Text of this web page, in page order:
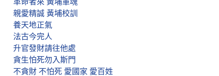
革命者來 黃埔軍魂
親愛精誠 黃埔校訓
養天地正氣
法古今完人
升官發財請往他處
貪生怕死勿入斯門
不貪財 不怕死 愛國家 愛百姓